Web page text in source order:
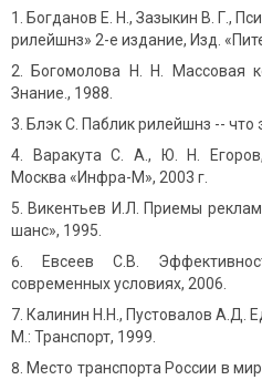
Богданов Е. Н., Зазыкин В. Г.,
рилейшнз» 2-е издание, Изд.
Богомолова Н. Н. Массовая
Знание., 1988.
Блэк С. Паблик рилейшнз -- что
Варакута С. А., Ю. Н.
Москва «Инфра-М», 2003 г.
Викентьев И.Л. Приемы
шанс», 1995.
Евсеев С.В.
современных условиях, 2006.
Калинин Н.Н., Пустовалов А.Д.
М.: Транспорт, 1999.
Место транспорта России в